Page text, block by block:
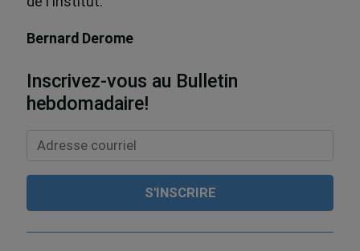
Bernard Derome
Inscrivez-vous au Bulletin
hebdomadaire!